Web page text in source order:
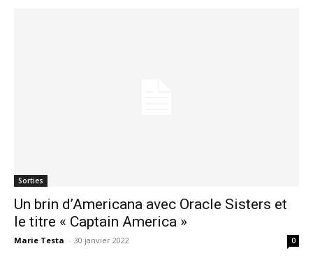
Sorties
Un brin d’Americana avec Oracle Sisters et
le titre « Captain America »
Marie Testa - 30 janvier 2022 0